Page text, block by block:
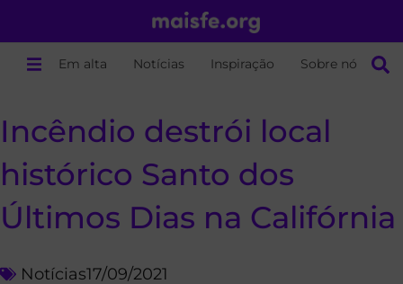
Em alta Notícias Inspiração Sobre nós
Incêndio destrói local
histórico Santo dos
Últimos Dias na Califórnia
Notícias17/09/2021